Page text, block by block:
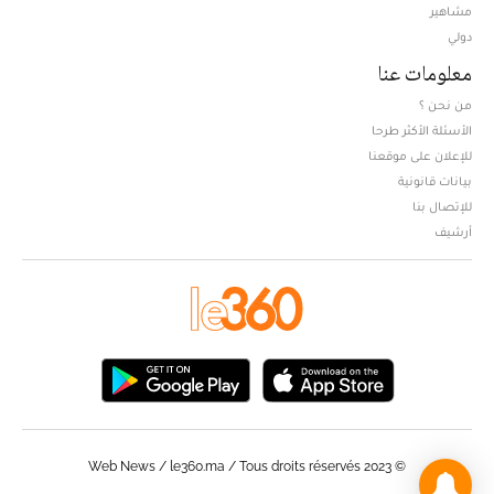
مشاهير
دولي
معلومات عنا
من نحن ؟
الأسئلة الأكثر طرحا
للإعلان على موقعنا
بيانات قانونية
للإتصال بنا
أرشيف
© Web News / le360.ma / Tous droits réservés 2023